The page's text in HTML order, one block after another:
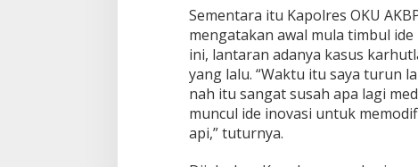
Sementara itu Kapolres OKU
mengatakan awal mula timbul
ini, lantaran adanya kasus
yang lalu. “Waktu itu saya turun
nah itu sangat susah apa lagi
muncul ide inovasi untuk
api,” tuturnya.